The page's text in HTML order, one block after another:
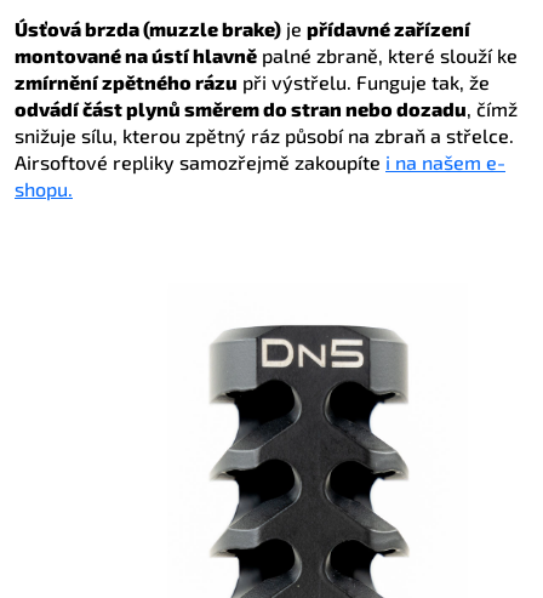
Úsťová brzda (muzzle brake) je přídavné zařízení
montované na ústí hlavně palné zbraně, které slouží ke
zmírnění zpětného rázu při výstřelu. Funguje tak, že
odvádí část plynů směrem do stran nebo dozadu, čímž
snižuje sílu, kterou zpětný ráz působí na zbraň a střelce.
Airsoftové repliky samozřejmě zakoupíte i na našem e-
shopu.